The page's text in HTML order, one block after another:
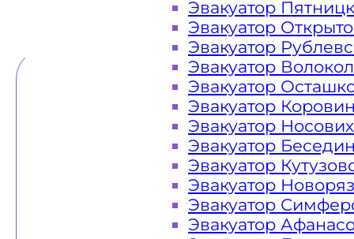
WHATSAPP
Эвакуатор
Эвакуатор
Эвакуатор
Эвакуатор
Эвакуатор
Эвакуатор
Эвакуатор
Эвакуатор
Эвакуатор
Эвакуатор
Эвакуатор
Эвакуатор